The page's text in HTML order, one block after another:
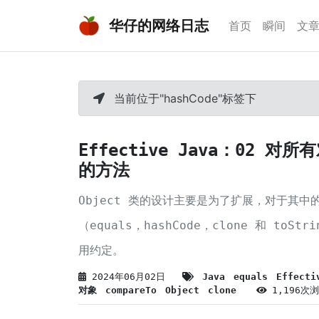
华仔的网络日志 首页 瞬间 文
当前位于"hashCode"标签下
Effective Java：02 对所有
的方法
Object 类的设计主要是为了扩展，对于其
（equals，hashCode，clone 和
用约定。
2024年06月02日 Java equals
对象
compareTo Object clone 1,196次